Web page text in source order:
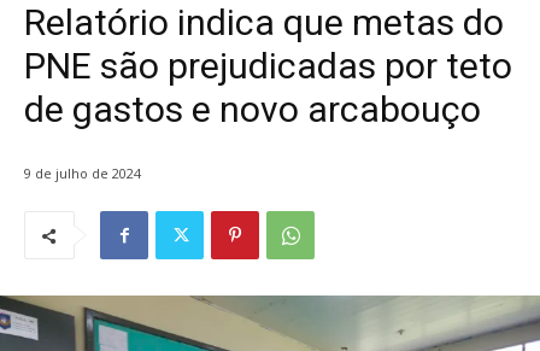
Relatório indica que metas do
PNE são prejudicadas por teto
de gastos e novo arcabouço
9 de julho de 2024